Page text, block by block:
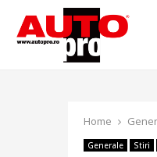
Home
Generale Stiri